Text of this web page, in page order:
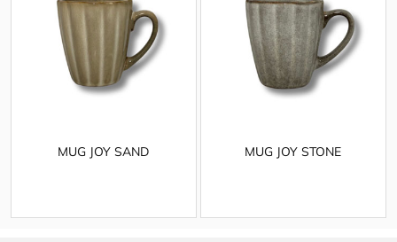
MUG JOY SAND MUG JOY STONE